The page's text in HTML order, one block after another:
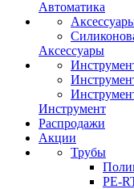
Автоматика
Аксессуары
Инструмент
Распродажи
Акции
Трубы
PE-